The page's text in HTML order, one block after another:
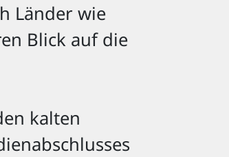
Länder wie
Blick auf die
kalten